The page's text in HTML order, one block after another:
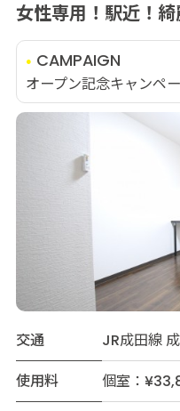
女性専用！駅近！綺
CAMPAIGN
オープン記念キャンペ
交通
JR成田線
使用料
個室：